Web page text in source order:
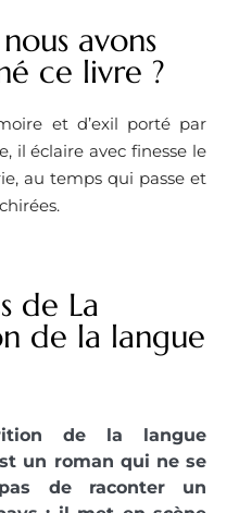
avons
ce livre ?
et d’exil porté par
il éclaire avec finesse le
au temps qui passe et
de La
de la langue
de la langue
un roman qui ne se
de raconter un